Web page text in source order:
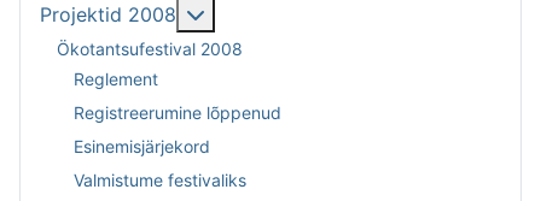
Projektid 2008
Ökotantsufestival 2008
Reglement
Registreerumine lõppenud
Esinemisjärjekord
Valmistume festivaliks